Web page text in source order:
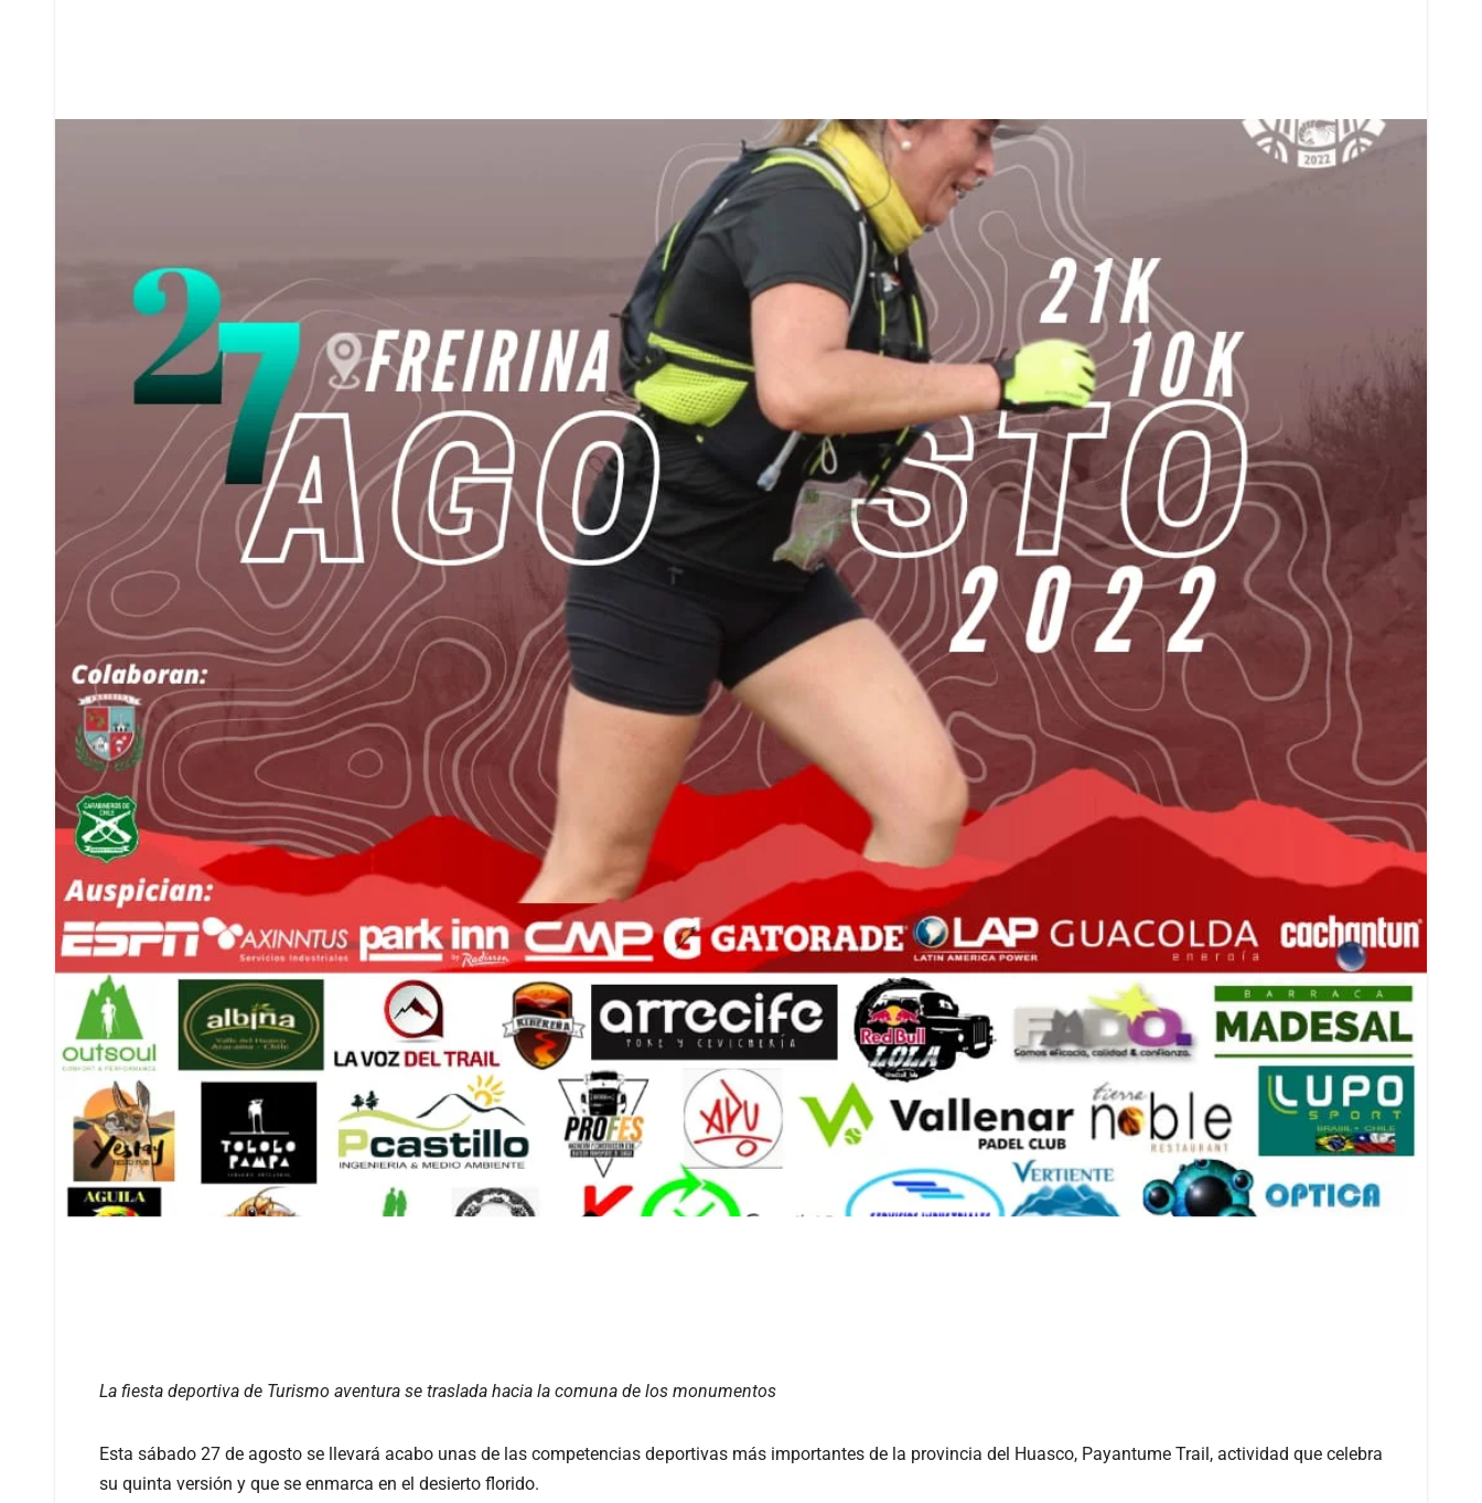
La fiesta deportiva de Turismo aventura se traslada hacia la comuna de los monumentos
Esta sábado 27 de agosto se llevará acabo unas de las competencias deportivas más importantes de la provincia del Huasco, Payantume Trail, actividad que celebra
su quinta versión y que se enmarca en el desierto florido.